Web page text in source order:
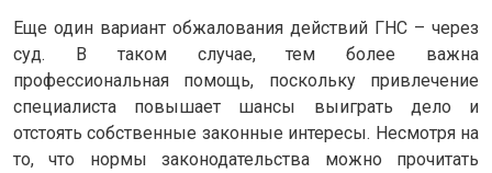
Еще один вариант обжалования действий ГНС – через
суд. В таком случае, тем более важна
профессиональная помощь, поскольку привлечение
специалиста повышает шансы выиграть дело и
отстоять собственные законные интересы. Несмотря на
то, что нормы законодательства можно прочитать